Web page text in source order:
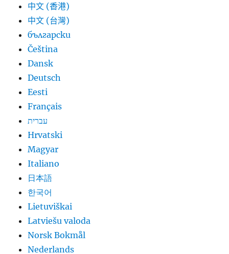
中文 (香港)
中文 (台灣)
български
Čeština
Dansk
Deutsch
Eesti
Français
עברית
Hrvatski
Magyar
Italiano
日本語
한국어
Lietuviškai
Latviešu valoda
Norsk Bokmål
Nederlands